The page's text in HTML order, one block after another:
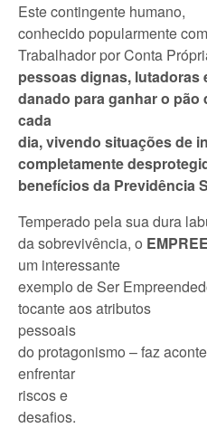
Este contingente humano,
conhecido popularmente
Trabalhador por Conta
pessoas dignas, lutadoras
danado para ganhar o pão
cada
dia, vivendo situações de
completamente
benefícios da Previdência
Temperado pela sua dura
da sobrevivência, o
um interessante
exemplo de Ser
tocante aos atributos
pessoais
do protagonismo – faz
enfrentar
riscos e
desafios.